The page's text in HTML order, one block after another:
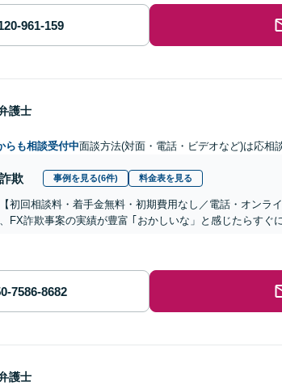
護士
らも相談受付中面談方法(対面・電話・ビデオなど)は応相
欺 事例を見る(6件) 料金表を見る
【初回相談料・着手金無料・初期費用なし／電話・オン
FX詐欺事案の実績が豊富 ｢おかしいな」と感じたらすぐ
護士